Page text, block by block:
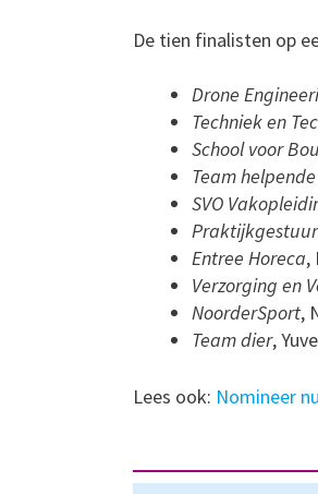
De tien finalisten op
Drone
Techniek en
School voor
Team
SVO
Entree Horeca,
Verzorging en
NoorderSport,
Team dier,
Lees ook: Nomineer